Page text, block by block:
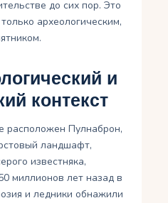
до сих пор. Это
археологическим,
и
контекст
расположен Пулнаброн,
ландшафт,
известняка,
миллионов лет назад в
и ледники обнажили